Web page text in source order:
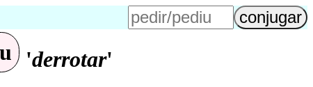
'derrotar'